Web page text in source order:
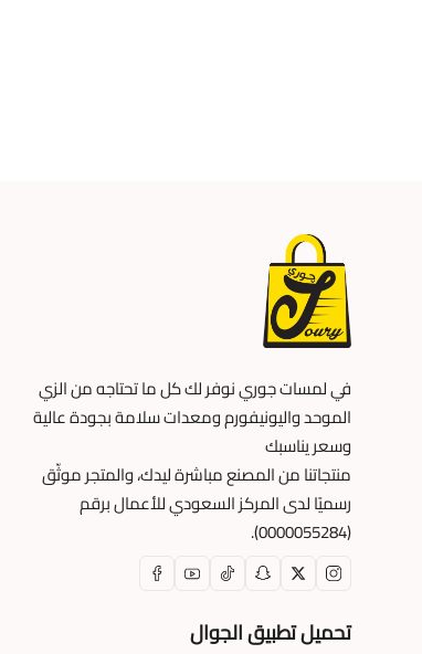
في لمسات جوري نوفر لك كل ما تحتاجه من الزي
الموحد واليونيفورم ومعدات سلامة بجودة عالية
وسعر يناسبك
منتجاتنا من المصنع مباشرة ليدك، والمتجر موثّق
رسميًا لدى المركز السعودي للأعمال برقم
(0000055284).
تحميل تطبيق الجوال